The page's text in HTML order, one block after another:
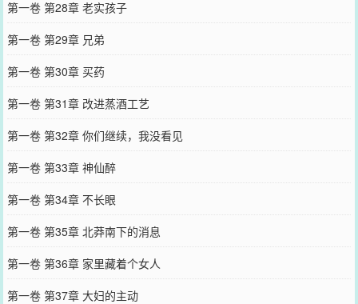
第一卷 第28章 老实孩子
第一卷 第29章 兄弟
第一卷 第30章 买药
第一卷 第31章 改进蒸酒工艺
第一卷 第32章 你们继续，我没看见
第一卷 第33章 神仙醉
第一卷 第34章 不长眼
第一卷 第35章 北莽南下的消息
第一卷 第36章 家里藏着个女人
第一卷 第37章 大妇的主动